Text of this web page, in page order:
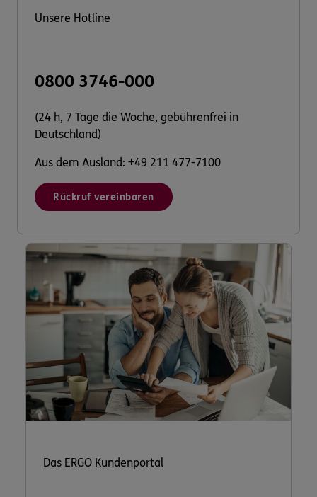
Unsere Hotline
0800 3746-000
(24 h, 7 Tage die Woche, gebührenfrei in
Deutschland)
Aus dem Ausland: +49 211 477-7100
Rückruf vereinbaren
Das ERGO Kundenportal